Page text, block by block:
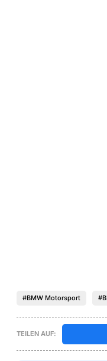
#BMW Motorsport
TEILEN AUF: